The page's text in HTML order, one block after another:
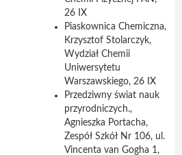
26 IX
Piaskownica Chemiczna,
Krzysztof Stolarczyk,
Wydział Chemii
Uniwersytetu
Warszawskiego, 26 IX
Przedziwny świat nauk
przyrodniczych.,
Agnieszka Portacha,
Zespół Szkół Nr 106, ul.
Vincenta van Gogha 1,